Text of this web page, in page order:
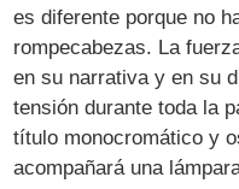
es diferente porque no
rompecabezas. La
en su narrativa y en su
tensión durante toda la
título monocromático y
acompañará una